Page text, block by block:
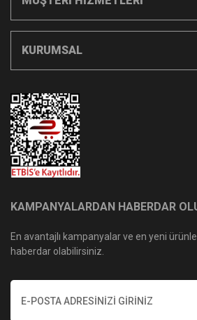
KURUMSAL
KAMPANYALARDAN HABERDAR
En avantajlı kampanyalar ve en yeni
haberdar olabilirsiniz.